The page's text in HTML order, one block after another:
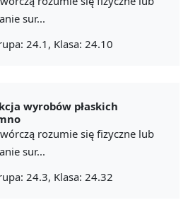
sur...
24.1, Klasa: 24.10
wyrobów płaskich
rozumie się fizyczne lub
sur...
24.3, Klasa: 24.32